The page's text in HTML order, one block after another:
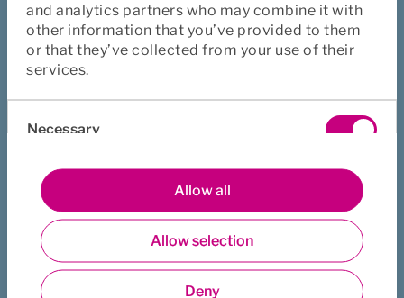
and analytics partners who may combine it with
other information that you’ve provided to them
or that they’ve collected from your use of their
services.
Selection
Necessary
Preferences
Statistics
Allow all
Allow selection
Deny
Viktig info
Integritetspolicy
Finansiell information
Klagomål